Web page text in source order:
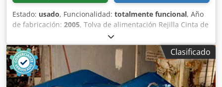
Estado: usado, Funcionalidad: totalmente funcional, Año
de fabricación: 2005, Tolva de alimentación Rejilla Cinta de
extracción Djdpfxezq Szro Ac Ujkr Cinta transportadora de
12 m con banda de 650 mm
Clasificado